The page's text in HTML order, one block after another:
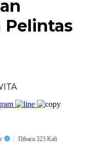
Pelintas
Dibaca 323 Kali